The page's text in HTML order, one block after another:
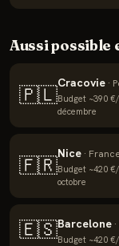
Aussi possible
🇵🇱Cracovie ·
Budget ~390
décembre
🇫🇷Nice ·
Budget ~420
octobre
🇪🇸Barcelone ·
Budget ~420